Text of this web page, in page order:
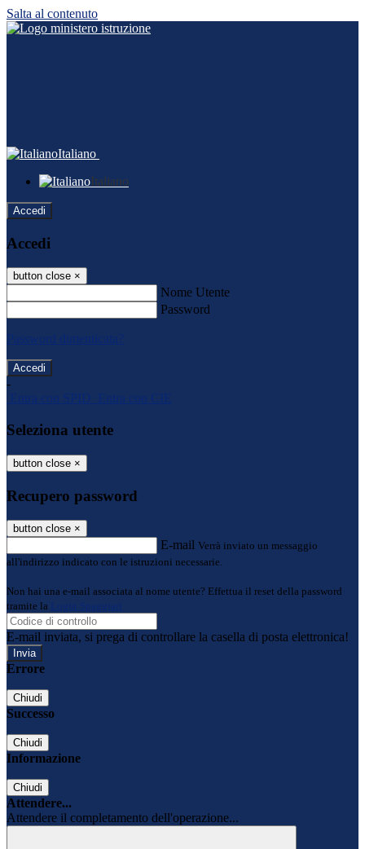
Salta al contenuto
Italiano
Italiano
Accedi
Accedi
button close ×
Nome Utente
Password
Password dimenticata?
-
Entra con SPID
Entra con CIE
Seleziona utente
button close ×
Recupero password
button close ×
E-mail Verrà inviato un messaggio
all'indirizzo indicato con le istruzioni necessarie.
Non hai una e-mail associata al nome utente? Effettua il reset della password
tramite la
Login Spaggiari
E-mail inviata, si prega di controllare la casella di posta elettronica!
Errore
Chiudi
Successo
Chiudi
Informazione
Chiudi
Attendere...
Attendere il completamento dell'operazione...